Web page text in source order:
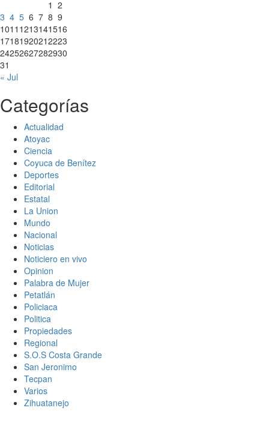
1 2
3 4 5 6 7 8 9
1011 1213141516
17181920212223
24252627282930
31
« Jul
Categorías
Actualidad
Atoyac
Ciencia
Coyuca de Benítez
Deportes
Editorial
Estatal
La Union
Mundo
Nacional
Noticias
Noticiero en vivo
Opinion
Palabra de Mujer
Petatlán
Policiaca
Politica
Propiedades
Regional
S.O.S Costa Grande
San Jeronimo
Tecpan
Varios
Zihuatanejo